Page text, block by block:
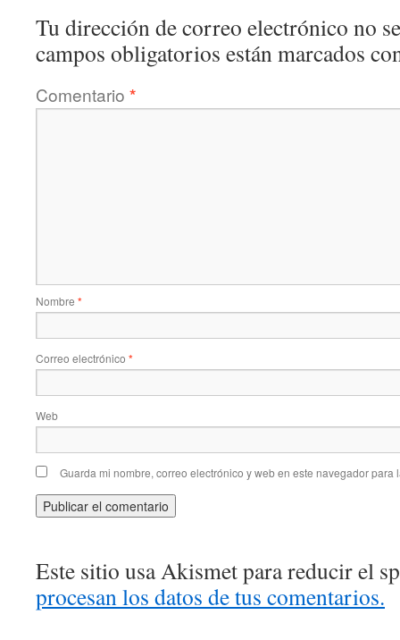
Tu dirección de correo electrónico no
campos obligatorios están marcados
Comentario *
Nombre *
Correo electrónico *
Web
Guarda mi nombre, correo electrónico y web en este navegador para
Este sitio usa Akismet para reducir el
procesan los datos de tus comentarios.